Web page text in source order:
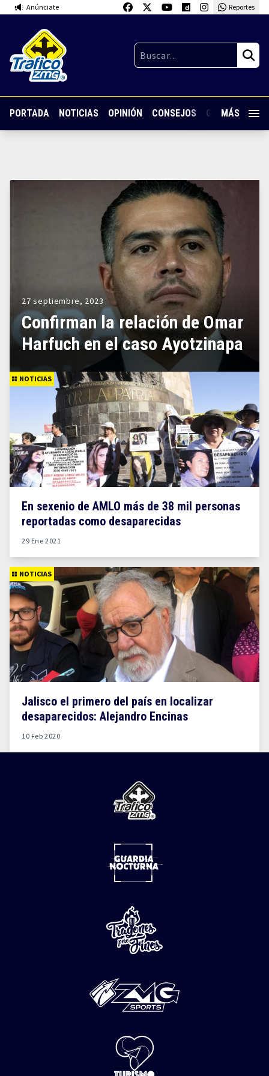
Anúnciate Reportes
PORTADA NOTICIAS OPINIÓN CONSEJOS GUARDIA
MÁS
27 septiembre, 2023
Confirman la relación de Omar
Harfuch en el caso Ayotzinapa
NOTICIAS
En sexenio de AMLO más de 38 mil personas
reportadas como desaparecidas
29 Ene 2021
NOTICIAS
Jalisco el primero del país en localizar
desaparecidos: Alejandro Encinas
10 Feb 2020